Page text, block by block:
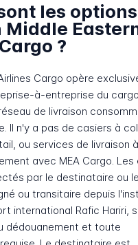
les
?
Cargo opère
à-entreprise du
de livraison
Il n'y a pas de casiers à
ou services de livraison
avec MEA Cargo. Les
par le destinataire ou
ou transitaire depuis
international Rafic Hariri,
dédouanement et toute